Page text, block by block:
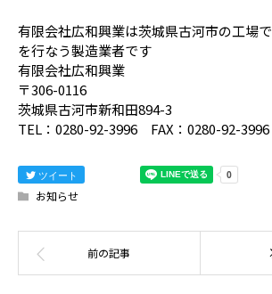
有限会社広和興業は茨城県古河市の工場
を行なう製造業者です
有限会社広和興業
〒306-0116
茨城県古河市新和田894-3
TEL：0280-92-3996 FAX：0280-92-3996
ツイート
お知らせ